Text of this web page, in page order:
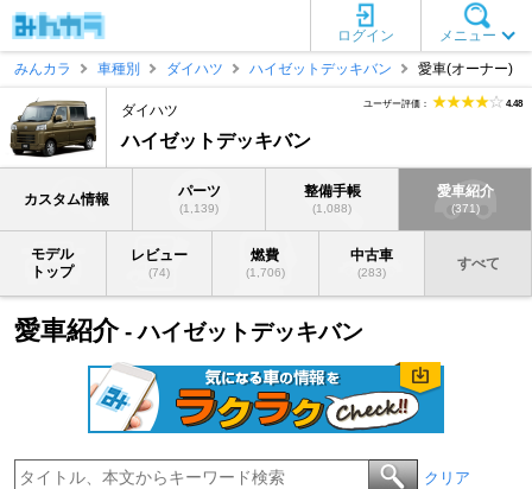
メニュー
ログイン
みんカラ
車種別 ダイハツ ハイゼットデッキバン 愛車(オーナー)
ダイハツ
ハイゼットデッキバン
ユーザー評価： 4.48
カスタム情報 パーツ
(1,139)
整備手帳
(1,088)
愛車紹介
(371)
モデル
トップ
レビュー
(74)
燃費
(1,706)
中古車
(283)
すべて
愛車紹介- ハイゼットデッキバン
クリア